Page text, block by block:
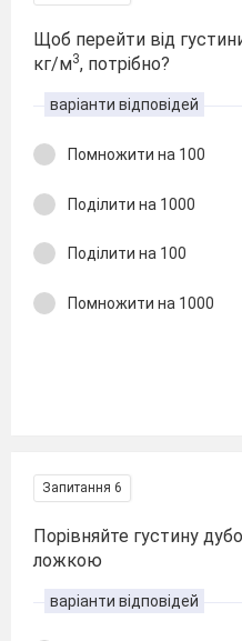
Щоб перейти від
кг/м3, потрібно?
варіанти відповідей
Помножити на 100
Поділити на 1000
Поділити на 100
Помножити на 1000
Запитання 6
Порівняйте густину
ложкою
варіанти відповідей